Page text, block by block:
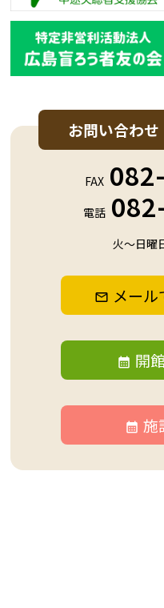
お問い合わせ
FAX
電話
火～日曜
メー
開
施